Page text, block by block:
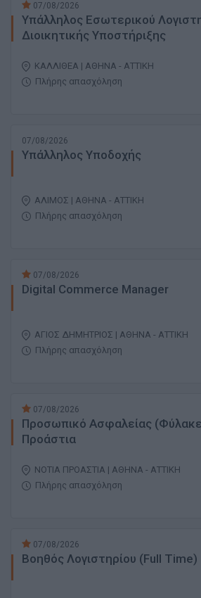
07/08/2026
Υπάλληλος Εσωτερικού
Διοικητικής Υποστήριξης
ΚΑΛΛΙΘΕΑ | ΑΘΗΝΑ - ΑΤΤΙΚΗ
Πλήρης απασχόληση
07/08/2026
Υπάλληλος Υποδοχής
ΑΛΙΜΟΣ | ΑΘΗΝΑ - ΑΤΤΙΚΗ
Πλήρης απασχόληση
07/08/2026
Digital Commerce Manager
ΑΓΙΟΣ ΔΗΜΗΤΡΙΟΣ | ΑΘΗΝΑ - ΑΤΤΙΚΗ
Πλήρης απασχόληση
07/08/2026
Προσωπικό Ασφαλείας
Προάστια
ΝΟΤΙΑ ΠΡΟΑΣΤΙΑ | ΑΘΗΝΑ - ΑΤΤΙΚΗ
Πλήρης απασχόληση
07/08/2026
Βοηθός Λογιστηρίου (Full Time)